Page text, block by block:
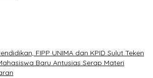
FIPP UNIMA dan KPID Sulut Teken
Baru Antusias Serap Materi